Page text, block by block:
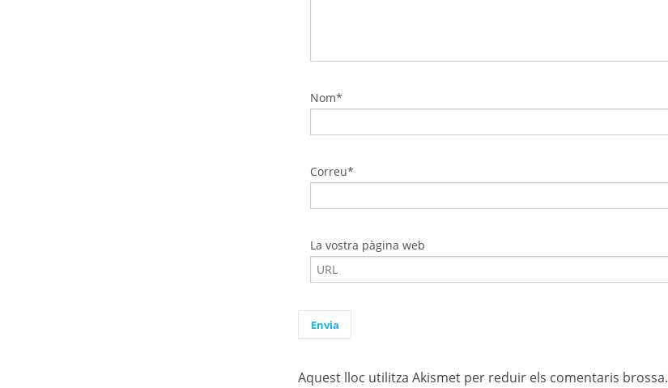
Nom*
Correu*
La vostra pàgina web
Aquest lloc utilitza Akismet per reduir els comentaris brossa.